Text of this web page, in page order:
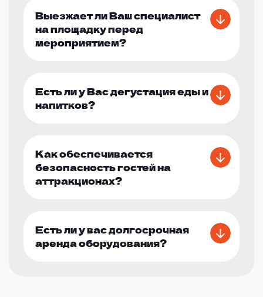
Выезжает ли Ваш специалист
на площадку перед
мероприятием?
Есть ли у Вас дегустация еды и
напитков?
Как обеспечивается
безопасность гостей на
аттракционах?
Есть ли у вас долгосрочная
аренда оборудования?